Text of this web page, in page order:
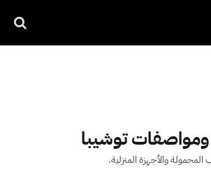
توشيبا
المحمولة والأجهزة المنزلية.